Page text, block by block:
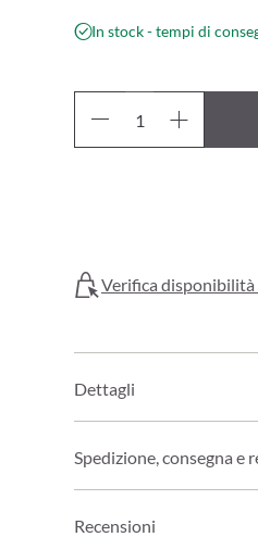
In stock - tempi di
Verifica disponibilità
Dettagli
Spedizione, consegna e
Recensioni